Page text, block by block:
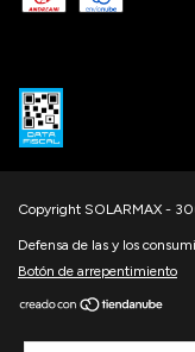
Copyright SOLARMAX -
Defensa de las y los
Botón de arrepentimiento